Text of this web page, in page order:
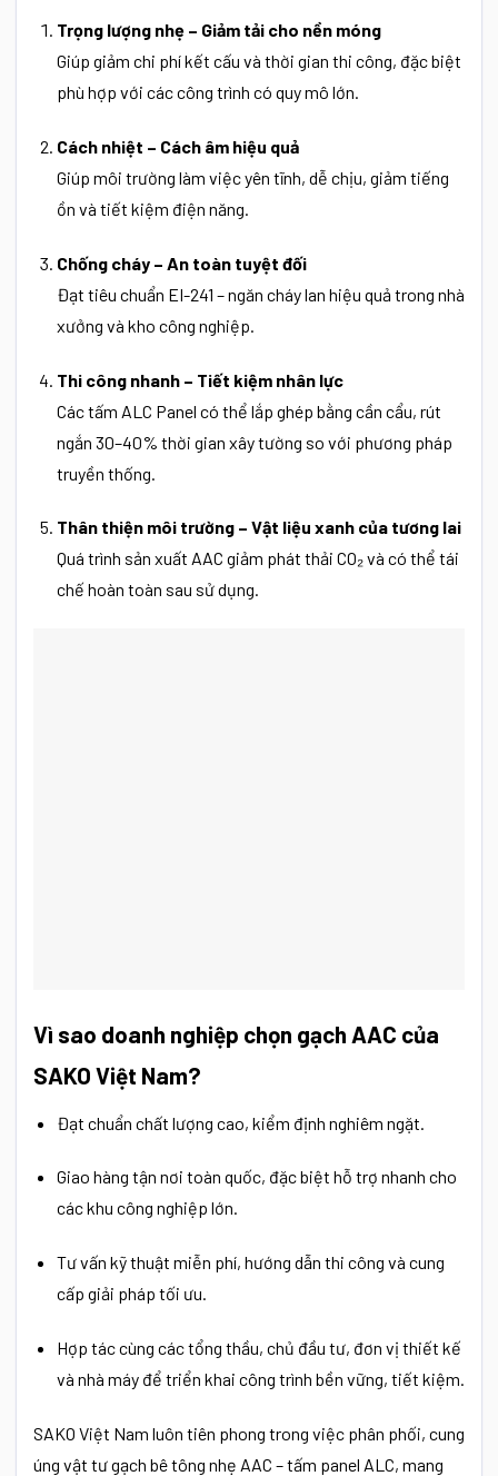
Trọng lượng nhẹ – Giảm tải cho nền móng
Giúp giảm chi phí kết cấu và thời gian thi công, đặc biệt
phù hợp với các công trình có quy mô lớn.
Cách nhiệt – Cách âm hiệu quả
Giúp môi trường làm việc yên tĩnh, dễ chịu, giảm tiếng
ồn và tiết kiệm điện năng.
Chống cháy – An toàn tuyệt đối
Đạt tiêu chuẩn EI-241 – ngăn cháy lan hiệu quả trong nhà
xưởng và kho công nghiệp.
Thi công nhanh – Tiết kiệm nhân lực
Các tấm ALC Panel có thể lắp ghép bằng cần cẩu, rút
ngắn 30–40% thời gian xây tường so với phương pháp
truyền thống.
Thân thiện môi trường – Vật liệu xanh của tương lai
Quá trình sản xuất AAC giảm phát thải CO₂ và có thể tái
chế hoàn toàn sau sử dụng.
Vì sao doanh nghiệp chọn gạch AAC của
SAKO Việt Nam?
Đạt chuẩn chất lượng cao, kiểm định nghiêm ngặt.
Giao hàng tận nơi toàn quốc, đặc biệt hỗ trợ nhanh cho
các khu công nghiệp lớn.
Tư vấn kỹ thuật miễn phí, hướng dẫn thi công và cung
cấp giải pháp tối ưu.
Hợp tác cùng các tổng thầu, chủ đầu tư, đơn vị thiết kế
và nhà máy để triển khai công trình bền vững, tiết kiệm.
SAKO Việt Nam luôn tiên phong trong việc phân phối, cung
úng vật tư gạch bê tông nhẹ AAC – tấm panel ALC, mang